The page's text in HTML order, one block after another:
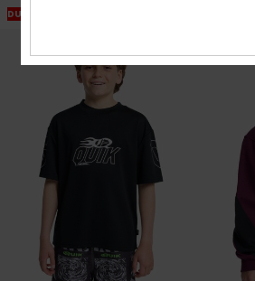
DUPLA PROMO 25% EXTRA